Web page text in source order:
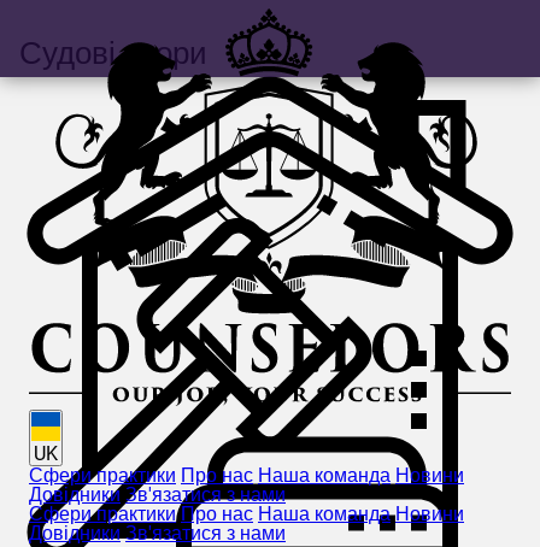
UK
Сфери практики Про нас Наша команда Новини
Довідники Зв'язатися з нами
Сфери практики Про нас Наша команда Новини
Довідники Зв'язатися з нами
Судові спори